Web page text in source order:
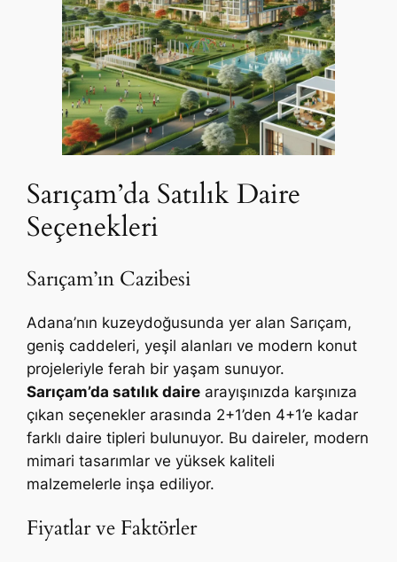
Sarıçam’da Satılık Daire
Seçenekleri
Sarıçam’ın Cazibesi
Adana’nın kuzeydoğusunda yer alan Sarıçam,
geniş caddeleri, yeşil alanları ve modern konut
projeleriyle ferah bir yaşam sunuyor.
Sarıçam’da satılık daire arayışınızda karşınıza
çıkan seçenekler arasında 2+1’den 4+1’e kadar
farklı daire tipleri bulunuyor. Bu daireler, modern
mimari tasarımlar ve yüksek kaliteli
malzemelerle inşa ediliyor.
Fiyatlar ve Faktörler